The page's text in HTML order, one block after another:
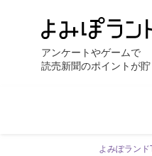
アンケートやゲームで
読売新聞のポイントが貯
よみぽラン